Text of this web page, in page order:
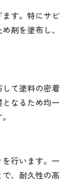
す。特にサビ
剤を塗布し、
て塗料の密着
なるため均一
行います。一
、耐久性の高